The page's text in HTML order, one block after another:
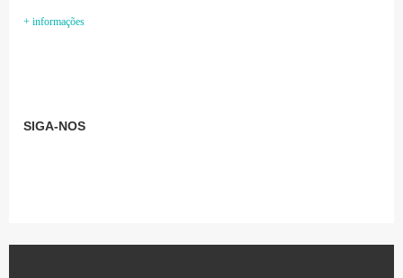
+ informações
SIGA-NOS